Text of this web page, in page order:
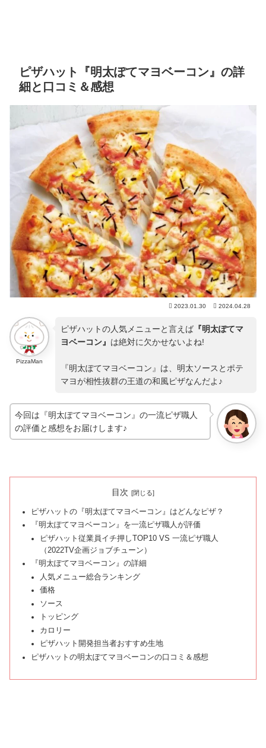
ピザハット『明太ぽてマヨベーコン』の詳
細と口コミ＆感想
2023.01.30 2024.04.28
PizzaMan
ピザハットの人気メニューと言えば『明太ぽてマ
ヨベーコン』 は絶対に欠かせないよね!
『明太ぽてマヨベーコン』は、明太ソースとポテ
マヨが相性抜群の王道の和風ピザなんだよ♪
今回は『明太ぽてマヨベーコン』の一流ピザ職人
の評価と感想をお届けします♪
目次
ピザハットの『明太ぽてマヨベーコン』はどんなピザ？
『明太ぽてマヨベーコン』を一流ピザ職人が評価
ピザハット従業員イチ押しTOP10 VS 一流ピザ職人
（2022TV企画ジョブチューン）
『明太ぽてマヨベーコン』の詳細
人気メニュー総合ランキング
価格
ソース
トッピング
カロリー
ピザハット開発担当者おすすめ生地
ピザハットの明太ぽてマヨベーコンの口コミ＆感想